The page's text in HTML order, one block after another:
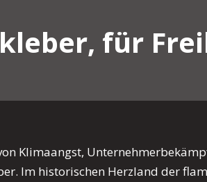
für
Klimaangst,
Im historischen Herzland der